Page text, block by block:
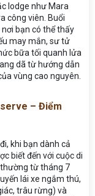
lodge như Mara
công viên. Buổi
bạn có thể thấy
may mắn, sư tử
bữa tối quanh lửa
dã từ hướng dẫn
vùng cao nguyên.
– Điểm
khi bạn dành cả
biết đến với cuộc di
từ tháng 7
lái xe ngắm thú,
trâu rừng) và